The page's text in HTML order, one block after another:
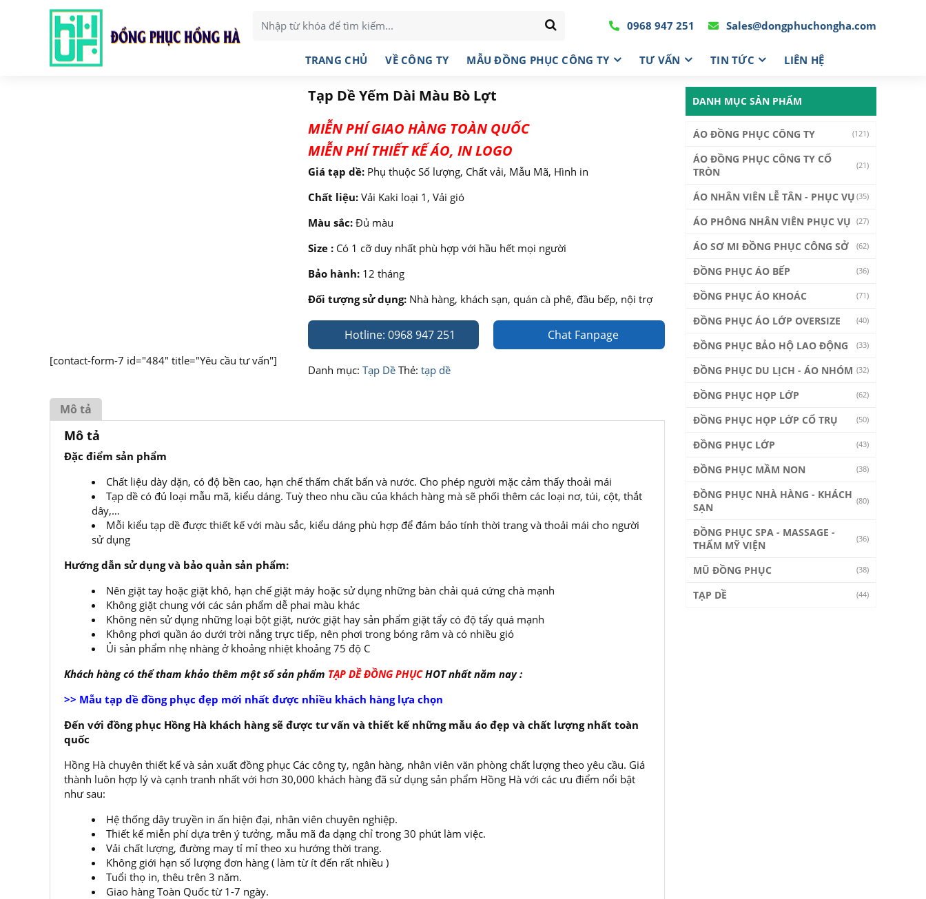
0968 947 251 Sales@dongphuchongha.com
TRANG CHỦ VỀ CÔNG TY MẪU ĐỒNG PHỤC CÔNG TY TƯ VẤN TIN TỨC LIÊN HỆ
[contact-form-7 id="484" title="Yêu cầu tư vấn"]
Tạp Dề Yếm Dài Màu Bò Lợt
MIỄN PHÍ GIAO HÀNG TOÀN QUỐC
MIỄN PHÍ THIẾT KẾ ÁO, IN LOGO
Giá tạp dề:Phụ thuộc Số lượng, Chất vải, Mẫu Mã, Hình in
Chất liệu:Vải Kaki loại 1, Vải gió
Màu sắc: Đủ màu
Size :Có 1 cỡ duy nhất phù hợp với hầu hết mọi người
Bảo hành:12 tháng
Đối tượng sử dụng:Nhà hàng, khách sạn, quán cà phê, đầu bếp, nội trợ
Hotline: 0968 947 251 Chat Fanpage
Danh mục: Tạp Dề Thẻ: tạp dề
Mô tả
Mô tả
Đặc điểm sản phẩm
Chất liệu dày dặn, có độ bền cao, hạn chế thấm chất bẩn và nước. Cho phép người mặc cảm thấy thoải mái
Tạp dề có đủ loại mẫu mã, kiểu dáng. Tuỳ theo nhu cầu của khách hàng mà sẽ phối thêm các loại nơ, túi, cột, thắt
dây,…
Mỗi kiểu tạp dề được thiết kế với màu sắc, kiểu dáng phù hợp để đảm bảo tính thời trang và thoải mái cho người
sử dụng
Hướng dẫn sử dụng và bảo quản sản phẩm:
Nên giặt tay hoặc giặt khô, hạn chế giặt máy hoặc sử dụng những bàn chải quá cứng chà mạnh
Không giặt chung với các sản phẩm dễ phai màu khác
Không nên sử dụng những loại bột giặt, nước giặt hay sản phẩm giặt tẩy có độ tẩy quá mạnh
Không phơi quần áo dưới trời nắng trực tiếp, nên phơi trong bóng râm và có nhiều gió
Ủi sản phẩm nhẹ nhàng ở khoảng nhiệt khoảng 75 độ C
Khách hàng có thể tham khảo thêm một số sản phẩm TẠP DỀ ĐỒNG PHỤCHOT nhất năm nay :
>> Mẫu tạp dề đồng phục đẹp mới nhất được nhiều khách hàng lựa chọn
Đến với đồng phục Hồng Hà khách hàng sẽ được tư vấn và thiết kế những mẫu áo đẹp và chất lượng nhất toàn
quốc
Hồng Hà chuyên thiết kế và sản xuất đồng phục Các công ty, ngân hàng, nhân viên văn phòng chất lượng theo yêu cầu. Giá
thành luôn hợp lý và cạnh tranh nhất với hơn 30,000 khách hàng đã sử dụng sản phẩm Hồng Hà với các ưu điểm nổi bật
như sau:
Hệ thống dây truyền in ấn hiện đại, nhân viên chuyên nghiệp.
Thiết kế miễn phí dựa trên ý tưởng, mẫu mã đa dạng chỉ trong 30 phút làm việc.
Vải chất lượng, đường may tỉ mỉ theo xu hướng thời trang.
Không giới hạn số lượng đơn hàng ( làm từ ít đến rất nhiều )
Tuổi thọ in, thêu trên 3 năm.
Giao hàng Toàn Quốc từ 1-7 ngày.
DANH MỤC SẢN PHẨM
ÁO ĐỒNG PHỤC CÔNG TY (121)
ÁO ĐỒNG PHỤC CÔNG TY CỔ
TRÒN
(21)
ÁO NHÂN VIÊN LỄ TÂN - PHỤC VỤ (35)
ÁO PHÔNG NHÂN VIÊN PHỤC VỤ (27)
ÁO SƠ MI ĐỒNG PHỤC CÔNG SỞ (62)
ĐỒNG PHỤC ÁO BẾP (36)
ĐỒNG PHỤC ÁO KHOÁC (71)
ĐỒNG PHỤC ÁO LỚP OVERSIZE (40)
ĐỒNG PHỤC BẢO HỘ LAO ĐỘNG (33)
ĐỒNG PHỤC DU LỊCH - ÁO NHÓM (32)
ĐỒNG PHỤC HỌP LỚP (62)
ĐỒNG PHỤC HỌP LỚP CỔ TRỤ (50)
ĐỒNG PHỤC LỚP (43)
ĐỒNG PHỤC MẦM NON (38)
ĐỒNG PHỤC NHÀ HÀNG - KHÁCH
SẠN
(80)
ĐỒNG PHỤC SPA - MASSAGE -
THẨM MỸ VIỆN
(36)
MŨ ĐỒNG PHỤC (38)
TẠP DỀ (44)